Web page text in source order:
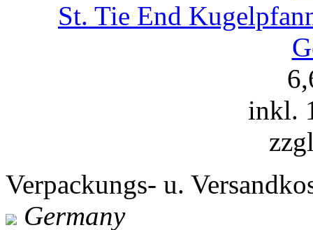
St. Tie End
inkl.
Verpackungs- u.
Germany